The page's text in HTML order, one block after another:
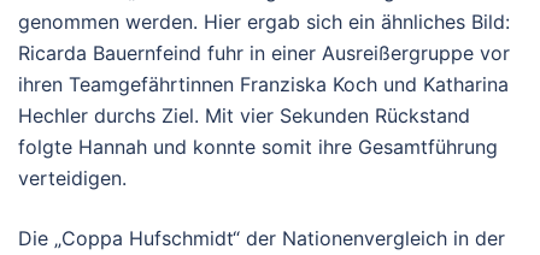
genommen werden. Hier ergab sich ein ähnliches Bild:
Ricarda Bauernfeind fuhr in einer Ausreißergruppe vor
ihren Teamgefährtinnen Franziska Koch und Katharina
Hechler durchs Ziel. Mit vier Sekunden Rückstand
folgte Hannah und konnte somit ihre Gesamtführung
verteidigen.
Die „Coppa Hufschmidt“ der Nationenvergleich in der